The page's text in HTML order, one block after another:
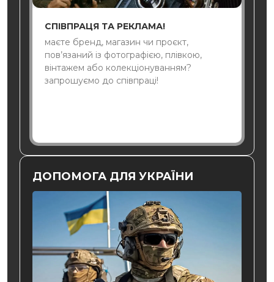
СПІВПРАЦЯ ТА РЕКЛАМА!
маєте бренд, магазин чи проєкт,
пов’язаний із фотографією, плівкою,
вінтажем або колекціонуванням?
запрошуємо до співпраці!
ДОПОМОГА ДЛЯ УКРАЇНИ